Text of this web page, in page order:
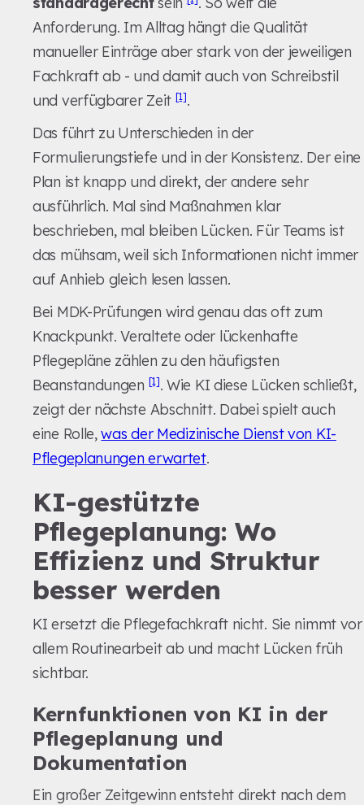
Anforderung. Im Alltag hängt die Qualität
manueller Einträge aber stark von der jeweiligen
Fachkraft ab - und damit auch von Schreibstil
und verfügbarer Zeit[1].
Das führt zu Unterschieden in der
Formulierungstiefe und in der Konsistenz. Der eine
Plan ist knapp und direkt, der andere sehr
ausführlich. Mal sind Maßnahmen klar
beschrieben, mal bleiben Lücken. Für Teams ist
das mühsam, weil sich Informationen nicht immer
auf Anhieb gleich lesen lassen.
Bei MDK-Prüfungen wird genau das oft zum
Knackpunkt. Veraltete oder lückenhafte
Pflegepläne zählen zu den häufigsten
Beanstandungen [1]. Wie KI diese Lücken schließt,
zeigt der nächste Abschnitt. Dabei spielt auch
eine Rolle,was der Medizinische Dienst von KI-
Pflegeplanungen erwartet.
KI-gestützte
Pflegeplanung: Wo
Effizienz und Struktur
besser werden
KI ersetzt die Pflegefachkraft nicht. Sie nimmt vor
allem Routinearbeit ab und macht Lücken früh
sichtbar.
Kernfunktionen von KI in der
Pflegeplanung und
Dokumentation
Ein großer Zeitgewinn entsteht direkt nach dem